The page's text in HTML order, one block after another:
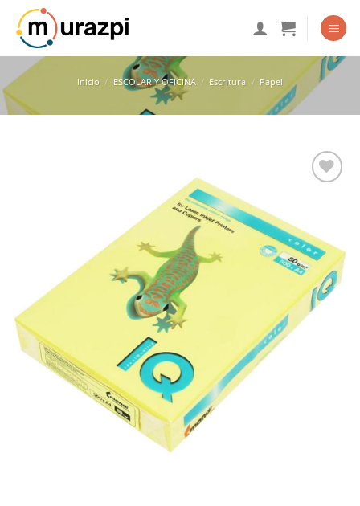
Saltar
contenido
Inicio / ESCOLAR Y OFICINA / Escritura / Papel
de
deseos